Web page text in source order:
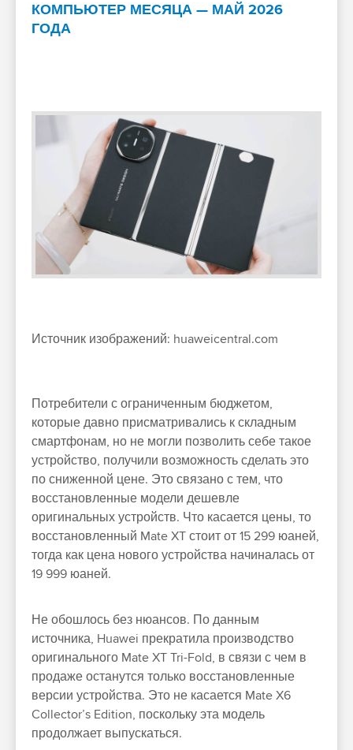
КОМПЬЮТЕР МЕСЯЦА — МАЙ 2026
ГОДА
Источник изображений: huaweicentral.com
Потребители с ограниченным бюджетом,
которые давно присматривались к складным
смартфонам, но не могли позволить себе такое
устройство, получили возможность сделать это
по сниженной цене. Это связано с тем, что
восстановленные модели дешевле
оригинальных устройств. Что касается цены, то
восстановленный Mate XT стоит от 15 299 юаней,
тогда как цена нового устройства начиналась от
19 999 юаней.
Не обошлось без нюансов. По данным
источника, Huawei прекратила производство
оригинального Mate XT Tri-Fold, в связи с чем в
продаже останутся только восстановленные
версии устройства. Это не касается Mate X6
Collector’s Edition, поскольку эта модель
продолжает выпускаться.